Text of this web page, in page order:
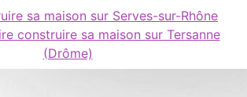
sa maison sur Serves-sur-Rhône
construire sa maison sur Tersanne
(Drôme)